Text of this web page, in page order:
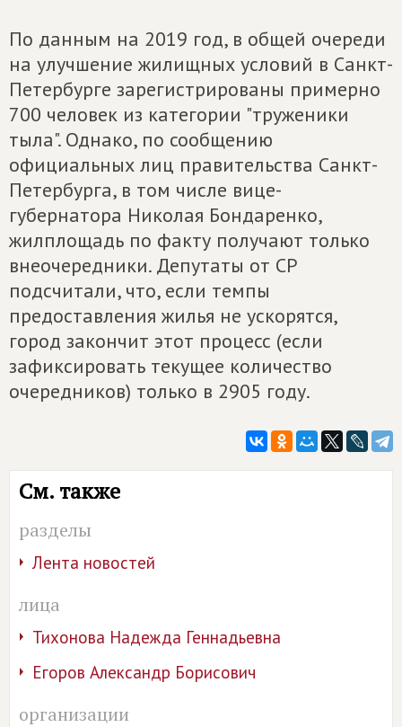
По данным на 2019 год, в общей очереди
на улучшение жилищных условий в Санкт-
Петербурге зарегистрированы примерно
700 человек из категории "труженики
тыла". Однако, по сообщению
официальных лиц правительства Санкт-
Петербурга, в том числе вице-
губернатора Николая Бондаренко,
жилплощадь по факту получают только
внеочередники. Депутаты от СР
подсчитали, что, если темпы
предоставления жилья не ускорятся,
город закончит этот процесс (если
зафиксировать текущее количество
очередников) только в 2905 году.
См. также
разделы
Лента новостей
лица
Тихонова Надежда Геннадьевна
Егоров Александр Борисович
организации